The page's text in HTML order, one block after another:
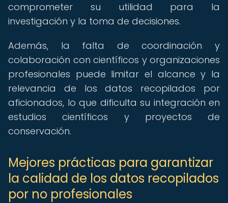
comprometer su utilidad para la
investigación y la toma de decisiones.
Además, la falta de coordinación y
colaboración con científicos y organizaciones
profesionales puede limitar el alcance y la
relevancia de los datos recopilados por
aficionados, lo que dificulta su integración en
estudios científicos y proyectos de
conservación.
Mejores prácticas para garantizar
la calidad de los datos recopilados
por no profesionales